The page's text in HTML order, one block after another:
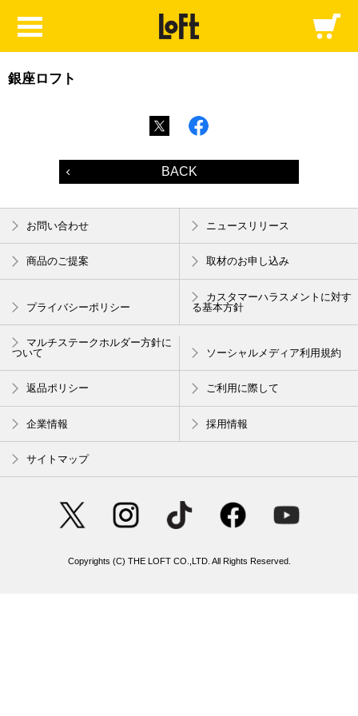
銀座ロフト
BACK
お問い合わせ ニュースリリース
商品のご提案 取材のお申し込み
プライバシーポリシー
カスタマーハラスメントに対す
る基本方針
マルチステークホルダー方針に
ついて
ソーシャルメディア利用規約
返品ポリシー ご利用に際して
企業情報 採用情報
サイトマップ
Copyrights (C) THE LOFT CO.,LTD. All Rights Reserved.